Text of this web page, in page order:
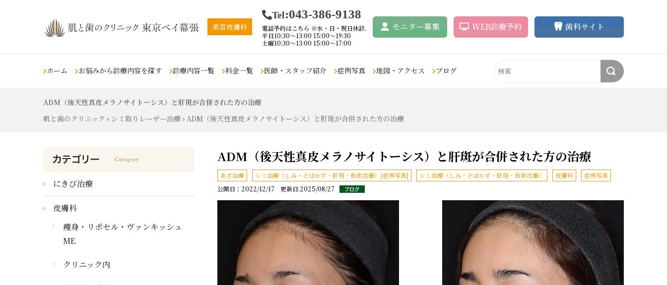
美容皮膚科
Tel:043-386-9138
電話予約はこちら ※水・日・祝日休診.
平日10:30〜13:00 15:00〜19:30
土曜10:30〜13:00 15:00〜17:00
モニター募集 WEB診療予約 歯科サイト
ホーム お悩みから診療内容を探す
肌の悩み
シミ治療（シミ・ソバカス・肝斑・色素
イボの除去
タトゥー・刺青の悩み
タトゥー除去・刺青除去
若返りの悩み
くま・目の下のくぼみ
（シミ・ソバカス・肝斑・色素
痩身・肥満
鼻の悩み
女性の医療脱毛
男性の医療脱毛
まつ毛の悩み
まつ毛育毛
アートメイク
ペロバーム
（眉毛育毛）
その他のお悩み
小顔・フェイスライン
歯ぎしり・食いしばり
失った歯を補いたい
歯茎や口元もキレイに
診療内容一覧
スキンケア
ピコレーザー
Qスイッチルビーレーザ
アキュティップ
レーザートーニング
ケミカルピーリング
タトゥー除去・刺青
除去
ホクロ治療
療
イボの除去
リフトアップ・たる
み取り
ウルトラセルジィー
ウルトラセルQプラス
ウルトラセル2
タイタン
鼻整形
ヒアルロン酸注射
わきが・多汗症
ボトックス注射
ミラドライ
クールスカルプティン
ヴァンキッシュME
インディバ
脂肪溶解注射
脂肪吸引
豊胸・豊胸術
豊胸・豊胸術
小顔整形・フェイス
ライン（輪郭）
眉毛育毛剤
眉毛育毛剤（ペロバーム）
まつ毛育毛剤
まつ毛育毛剤
美容注射・美容点滴
美容注射・美容点滴
医療脱毛
女性の医療脱毛
矯正歯科
無痛治療
療
歯ぎしり・食いしば
りのボトックス治療
歯ぎしり・食いしばりのボ
トックス治療
マウスピース
料金一覧 医師・スタッフ紹介 症例写真 地図・アクセス ブログ
ADM（後天性真皮メラノサイトーシス）と肝斑が合併された方の治療
肌と歯のクリニック > シミ取りレーザー治療 > ADM（後天性真皮メラノサイトーシス）と肝斑が合併された方の治療
ADM（後天性真皮メラノサイトーシス）と肝斑が合併された方の治療
あざ治療 シミ治療（しみ・そばかす・肝斑・色素沈着）[症例写真] シミ治療（しみ・そばかす・肝斑・色素沈着） 皮膚科
症例写真
公開日：2022/12/17 更新日:2025/08/27
にきび治療
皮膚科
痩身・リポセル・ヴァンキッシュ
ME
クリニック内